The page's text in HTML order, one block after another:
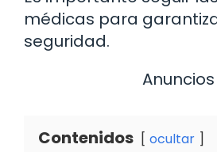
médicas para
seguridad.
Anuncios
Contenidos ocultar